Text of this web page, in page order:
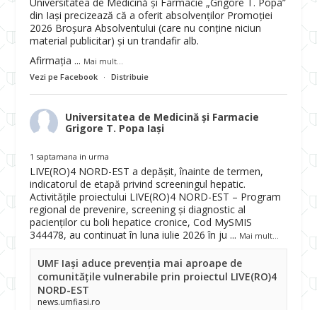
din Iași precizează că a oferit absolvenților Promoției
2026 Broșura Absolventului (care nu conține niciun
material publicitar) și un trandafir alb.
Afirmația ... Mai mult...
Vezi pe Facebook · Distribuie
Universitatea de Medicină și Farmacie
Grigore T. Popa Iași
1 saptamana in urma
LIVE(RO)4 NORD-EST a depășit, înainte de termen,
indicatorul de etapă privind screeningul hepatic.
Activitățile proiectului LIVE(RO)4 NORD-EST – Program
regional de prevenire, screening și diagnostic al
pacienților cu boli hepatice cronice, Cod MySMIS
344478, au continuat în luna iulie 2026 în ju ... Mai mult...
UMF Iași aduce prevenția mai aproape de
comunitățile vulnerabile prin proiectul LIVE(RO)4
NORD-EST
news.umfiasi.ro